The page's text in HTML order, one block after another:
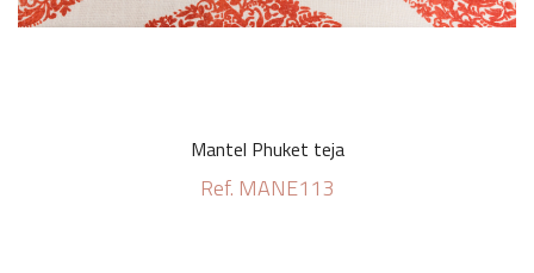
Mantel Phuket teja
Ref. MANE113